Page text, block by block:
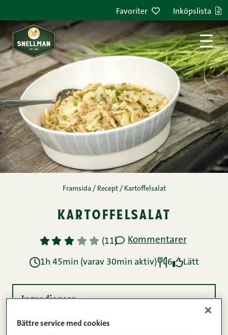
Favoriter Inköpslista
Framsida / Recept / Kartoffelsalat
kartoffelsalat
1 2 3 4 5 (11) Kommentarer
1h 45min (varav 30min aktiv) 6 Lätt
Ingredienser
Bättre service med cookies